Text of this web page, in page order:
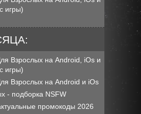
игры)
Взрослых на Android, iOs и
игры)
Взрослых на Android и iOs
- подборка NSFW
промокоды 2026